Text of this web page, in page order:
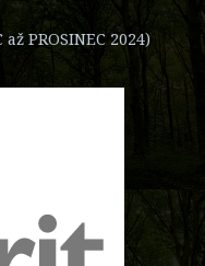
PROSINEC 2024)